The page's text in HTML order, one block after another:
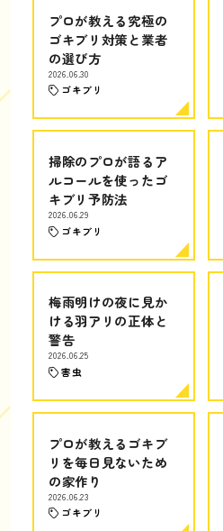
プロが教える究極の
ゴキブリ対策と業者
の選び方
2026.06.30
ゴキブリ
掃除のプロが語るア
ルコールを使ったゴ
キブリ予防法
2026.06.29
ゴキブリ
梅雨明けの夜に見か
ける羽アリの正体と
警告
2026.06.25
害虫
プロが教えるゴキブ
リを毎日見ないため
の家作り
2026.06.23
ゴキブリ